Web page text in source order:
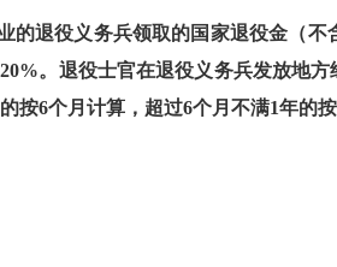
的退役义务兵领取的国家退役金（
。退役士官在退役义务兵发放地
按6个月计算，超过6个月不满1年的按